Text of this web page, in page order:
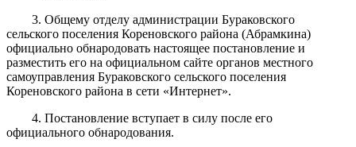
3. Общему отделу администрации Бураковского
сельского поселения Кореновского района (Абрамкина)
официально обнародовать настоящее постановление и
разместить его на официальном сайте органов местного
самоуправления Бураковского сельского поселения
Кореновского района в сети «Интернет».
4. Постановление вступает в силу после его
официального обнародования.